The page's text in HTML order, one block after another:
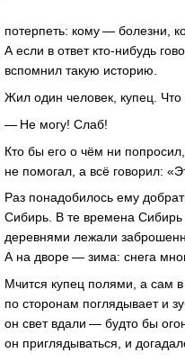
потерпеть: кому — болезни,
А если в ответ кто-нибудь
вспомнил такую историю.
Жил один человек, купец.
— Не могу! Слаб!
Кто бы его о чём ни
не помогал, а всё говорил:
Раз понадобилось ему
Сибирь. В те времена
деревнями лежали
А на дворе — зима: снега
Мчится купец полями, а сам
по сторонам поглядывает и
он свет вдали — будто бы
он приглядываться, и